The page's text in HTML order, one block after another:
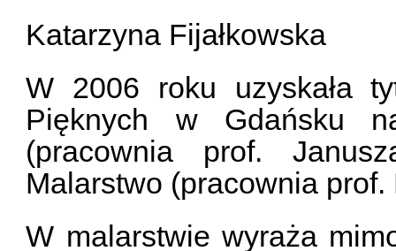
Katarzyna Fijałkowska
W 2006 roku uzyskała
Pięknych w Gdańsku
(pracownia prof.
Malarstwo (pracownia
W malarstwie wyraża